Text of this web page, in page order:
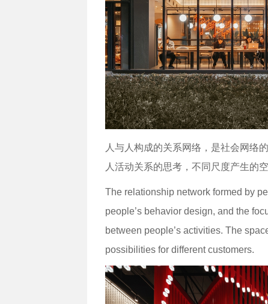
人与人构成的关系网络，是社会网络
人活动关系的思考，不同尺度产生的
The relationship network formed by
people’s behavior design, and the
between people’s activities. The
possibilities for different customers.